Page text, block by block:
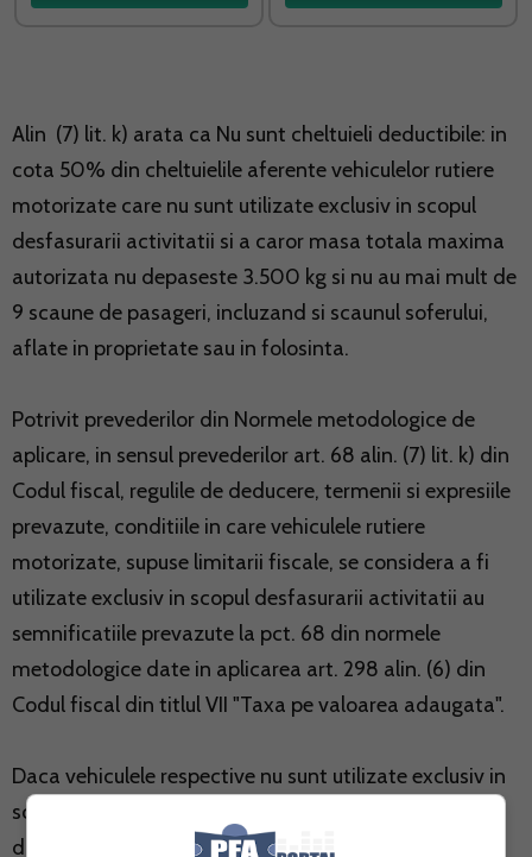
Alin (7) lit. k) arata ca Nu sunt cheltuieli deductibile: in
cota 50% din cheltuielile aferente vehiculelor rutiere
motorizate care nu sunt utilizate exclusiv in scopul
desfasurarii activitatii si a caror masa totala maxima
autorizata nu depaseste 3.500 kg si nu au mai mult de
9 scaune de pasageri, incluzand si scaunul soferului,
aflate in proprietate sau in folosinta.
Potrivit prevederilor din Normele metodologice de
aplicare, in sensul prevederilor art. 68 alin. (7) lit. k) din
Codul fiscal, regulile de deducere, termenii si expresiile
prevazute, conditiile in care vehiculele rutiere
motorizate, supuse limitarii fiscale, se considera a fi
utilizate exclusiv in scopul desfasurarii activitatii au
semnificatiile prevazute la pct. 68 din normele
metodologice date in aplicarea art. 298 alin. (6) din
Codul fiscal din titlul VII "Taxa pe valoarea adaugata".
Daca vehiculele respective nu sunt utilizate exclusiv in
scopul desfasurarii activitatii, se limiteaza la 50%
dreptul de deducere a cheltuielilor efectuate conform